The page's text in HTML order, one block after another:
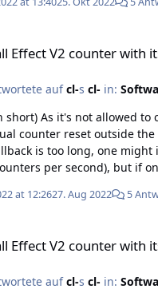
Effect V2 counter with
aufcl-s cl-in:
approach would be to set a flag inside user_data to
counter reset outside
is too long, one
but if one would approximate the maximum
at 12:2627. Aug 2022 5
Effect V2 counter with
aufcl-s cl-in: